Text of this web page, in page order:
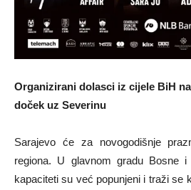
Organizirani dolasci iz cijele BiH
doček uz Severinu
Sarajevo će za novogodišnje
regiona. U glavnom gradu Bosne i
kapaciteti su već popunjeni i traži se